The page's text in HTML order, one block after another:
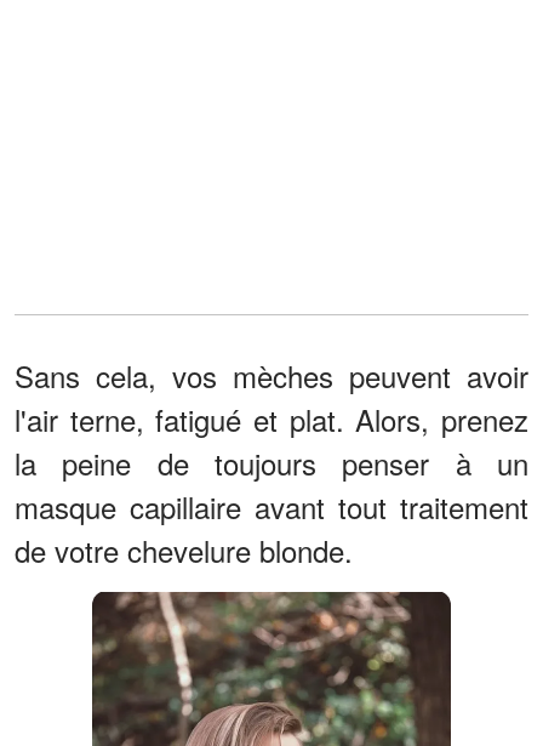
Sans cela, vos mèches peuvent avoir
l'air terne, fatigué et plat. Alors, prenez
la peine de toujours penser à un
masque capillaire avant tout traitement
de votre chevelure blonde.